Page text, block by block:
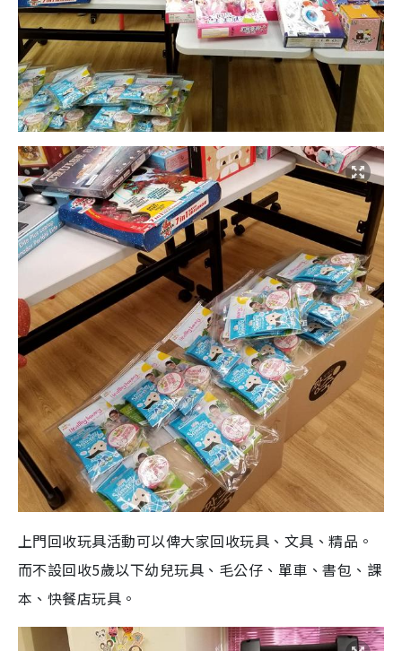
上門回收玩具活動可以俾大家回收玩具、文具、精品。
而不設回收5歲以下幼兒玩具、毛公仔、單車、書包、課
本、快餐店玩具。